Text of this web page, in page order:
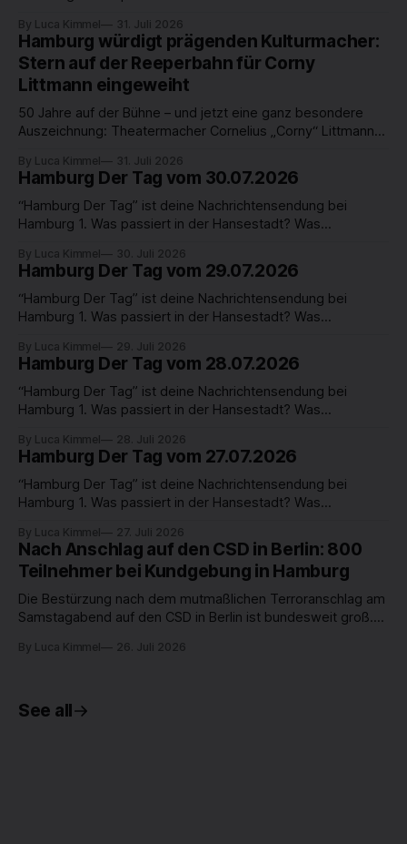
in unserer Stadt an? Fragen, die von Montag bis Freitag LIVE
um 18 Uhr beantwortet werden - auf YouTube und im TV. 初
めてウィッグを用意する際は、カットやセットに必要な時間
も含めて準備すると安心です。用途に合う候補を整理すると
きは、コスプレウィッグ 色選びで商品内容を見比べられま
す。本番前に着用して撮影し、
By Luca Kimmel 31. Juli 2026
Hamburg würdigt prägenden Kulturmacher:
Stern auf der Reeperbahn für Corny
Littmann eingeweiht
50 Jahre auf der Bühne – und jetzt eine ganz besondere
Auszeichnung: Theatermacher Cornelius „Corny“ Littmann
bekommen. Nach Udo Lindenberg ist er erst der zweite
Mensch, dem diese Ehre zuteil wird. Geehrt wird damit ein
Mann, der das kulturelle und gesellschaftliche Leben auf
By Luca Kimmel 31. Juli 2026
Hamburg Der Tag vom 30.07.2026
“Hamburg Der Tag” ist deine Nachrichtensendung bei
Hamburg 1. Was passiert in der Hansestadt? Was
in unserer Stadt an? Fragen, die von Montag bis Freitag LIVE
um 18 Uhr beantwortet werden - auf YouTube und im TV. 撮
影やイベントに使う衣装は、再現度に加えて動きやすさと着
用時間も考えて選びましょう。サイズやセット内容を確認す
前に使用日と発送予定を照らし合わせ、
By Luca Kimmel 30. Juli 2026
Hamburg Der Tag vom 29.07.2026
“Hamburg Der Tag” ist deine Nachrichtensendung bei
Hamburg 1. Was passiert in der Hansestadt? Was
in unserer Stadt an? Fragen, die von Montag bis Freitag LIVE
um 18 Uhr beantwortet werden - auf YouTube und im TV.
By Luca Kimmel 29. Juli 2026
Hamburg Der Tag vom 28.07.2026
“Hamburg Der Tag” ist deine Nachrichtensendung bei
Hamburg 1. Was passiert in der Hansestadt? Was
in unserer Stadt an? Fragen, die von Montag bis Freitag LIVE
um 18 Uhr beantwortet werden - auf YouTube und im TV.
By Luca Kimmel 28. Juli 2026
Hamburg Der Tag vom 27.07.2026
“Hamburg Der Tag” ist deine Nachrichtensendung bei
Hamburg 1. Was passiert in der Hansestadt? Was
in unserer Stadt an? Fragen, die von Montag bis Freitag LIVE
um 18 Uhr beantwortet werden - auf YouTube und im TV. コ
スプレウィッグを選ぶ際は、色味、長さ、毛量、前髪、耐熱
温度を確認すると比較しやすくなります。
By Luca Kimmel 27. Juli 2026
Nach Anschlag auf den CSD in Berlin: 800
Teilnehmer bei Kundgebung in Hamburg
Die Bestürzung nach dem mutmaßlichen Terroranschlag am
Samstagabend auf den CSD in Berlin ist bundesweit groß.
Menschenmenge gerast. Dabei starb eine Frau , 29 weitere
By Luca Kimmel 26. Juli 2026
See all